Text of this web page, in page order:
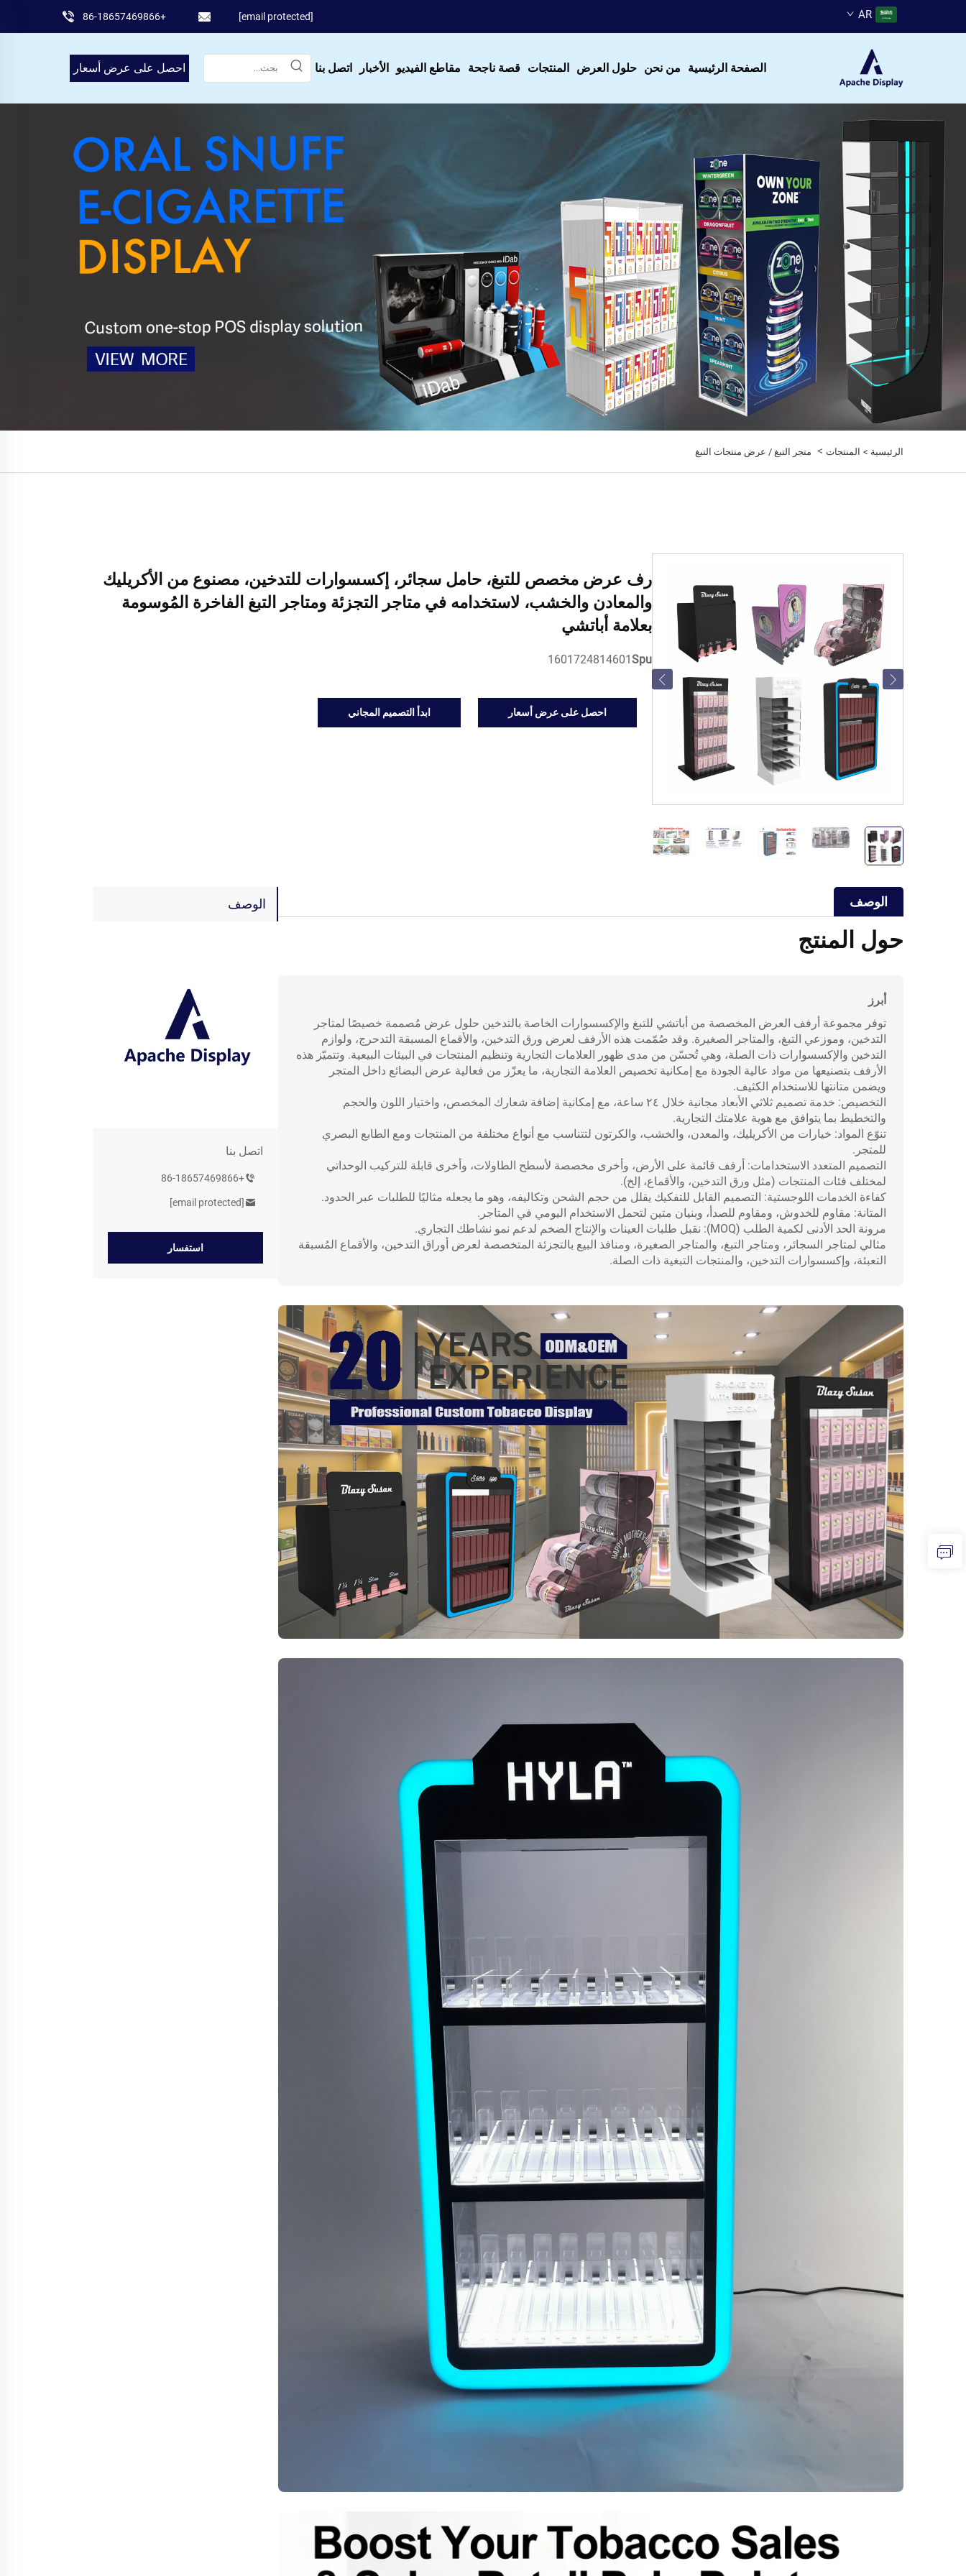
+86-18657469866 [email protected] AR
الصفحة الرئيسية من نحن حلول العرض المنتجات قصة ناجحة مقاطع الفيديو الأخبار اتصل بنا احصل على عرض أسعار
الرئيسية > المنتجات > متجر التبغ / عرض منتجات التبغ
رف عرض مخصص للتبغ، حامل سجائر، إكسسوارات للتدخين، مصنوع من الأكريليك
والمعادن والخشب، لاستخدامه في متاجر التجزئة ومتاجر التبغ الفاخرة المُوسومة
بعلامة أباتشي
Spu
1601724814601
احصل على عرض أسعار ابدأ التصميم المجاني
الوصف
اتصل بنا
+86-18657469866
[email protected]
استفسار
الوصف
حول المنتج
أبرز
توفر مجموعة أرفف العرض المخصصة من أباتشي للتبغ والإكسسوارات الخاصة بالتدخين حلول عرض مُصممة خصيصًا لمتاجر
التدخين، وموزعي التبغ، والمتاجر الصغيرة. وقد صُمّمت هذه الأرفف لعرض ورق التدخين، والأقماع المسبقة التدحرج، ولوازم
التدخين والإكسسوارات ذات الصلة، وهي تُحسّن من مدى ظهور العلامات التجارية وتنظيم المنتجات في البيئات البيعية. وتتميّز هذه
الأرفف بتصنيعها من مواد عالية الجودة مع إمكانية تخصيص العلامة التجارية، ما يعزّز من فعالية عرض البضائع داخل المتجر
ويضمن متانتها للاستخدام الكثيف.
التخصيص: خدمة تصميم ثلاثي الأبعاد مجانية خلال ٢٤ ساعة، مع إمكانية إضافة شعارك المخصص، واختيار اللون والحجم
والتخطيط بما يتوافق مع هوية علامتك التجارية.
تنوّع المواد: خيارات من الأكريليك، والمعدن، والخشب، والكرتون لتتناسب مع أنواع مختلفة من المنتجات ومع الطابع البصري
للمتجر.
التصميم المتعدد الاستخدامات: أرفف قائمة على الأرض، وأخرى مخصصة لأسطح الطاولات، وأخرى قابلة للتركيب الوحداتي
لمختلف فئات المنتجات (مثل ورق التدخين، والأقماع، إلخ).
كفاءة الخدمات اللوجستية: التصميم القابل للتفكيك يقلل من حجم الشحن وتكاليفه، وهو ما يجعله مثاليًا للطلبات عبر الحدود.
المتانة: مقاوم للخدوش، ومقاوم للصدأ، وبنيان متين لتحمل الاستخدام اليومي في المتاجر.
مرونة الحد الأدنى لكمية الطلب (MOQ): نقبل طلبات العينات والإنتاج الضخم لدعم نمو نشاطك التجاري.
مثالي لمتاجر السجائر، ومتاجر التبغ، والمتاجر الصغيرة، ومنافذ البيع بالتجزئة المتخصصة لعرض أوراق التدخين، والأقماع المُسبقة
التعبئة، وإكسسوارات التدخين، والمنتجات التبغية ذات الصلة.